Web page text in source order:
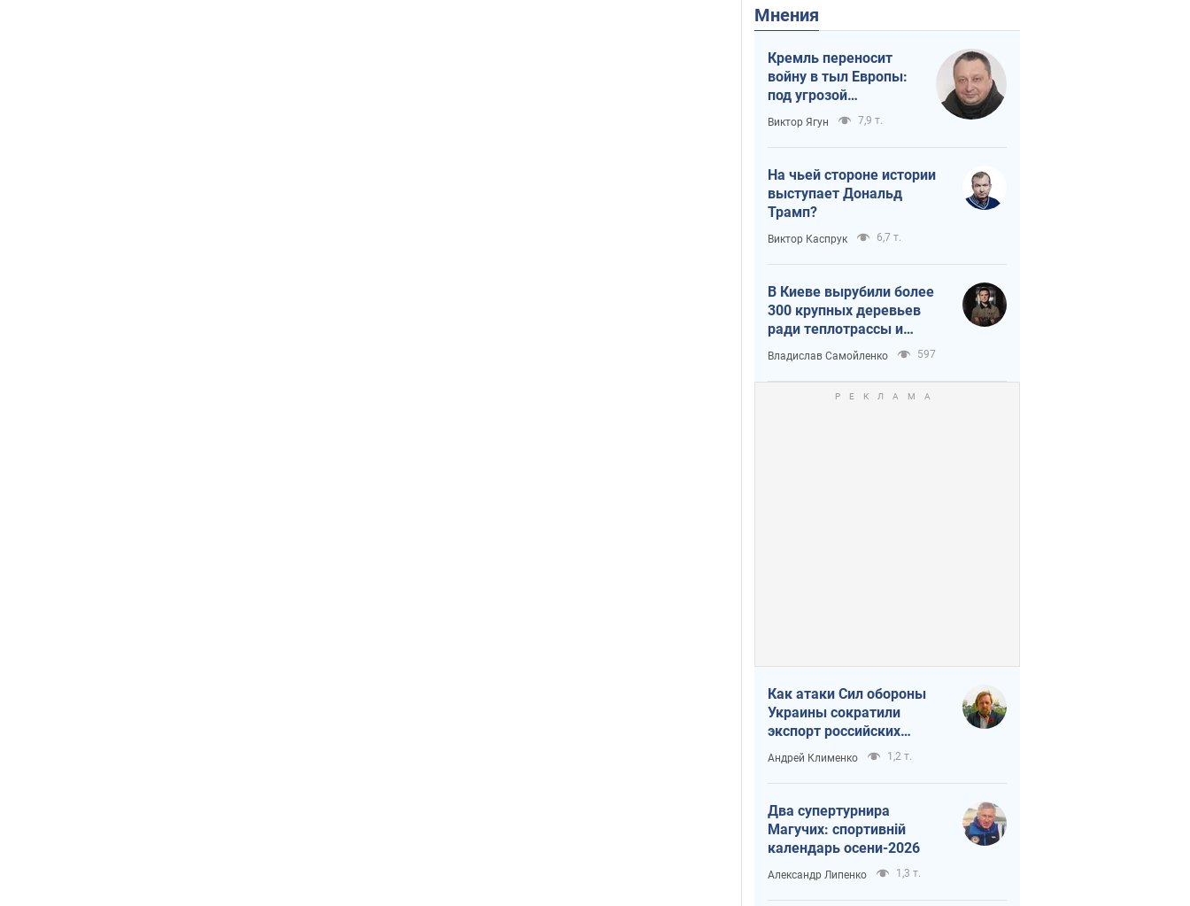
Мнения
Кремль переносит
войну в тыл Европы:
под угрозой
критическая
логистика
Виктор Ягун 7,9 т.
На чьей стороне истории
выступает Дональд
Трамп?
Виктор Каспрук 6,7 т.
В Киеве вырубили более
300 крупных деревьев
ради теплотрассы и
вопреки Генплану
Владислав Самойленко 597
Как атаки Сил обороны
Украины сократили
экспорт российских
нефтепродуктов
Андрей Клименко 1,2 т.
Два супертурнира
Магучих: спортивній
календарь осени-2026
Александр Липенко 1,3 т.